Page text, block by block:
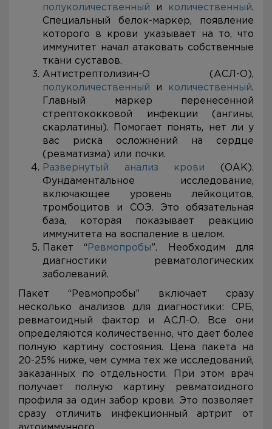
полуколичественный и количественный.
Специальный белок-маркер, появление
которого в крови указывает на то, что
иммунитет начал атаковать собственные
ткани суставов.
Антистрептолизин-О (АСЛ-О),
полуколичественный и количественный.
Главный маркер перенесенной
стрептококковой инфекции (ангины,
скарлатины). Помогает понять, нет ли у
вас риска осложнений на сердце
(ревматизма) или почки.
Развернутый анализ крови (ОАК).
Фундаментальное исследование,
включающее уровень лейкоцитов,
тромбоцитов и СОЭ. Это обязательная
база, которая показывает реакцию
иммунитета на воспаление в целом.
Пакет “ Ревмопробы”. Необходим для
диагностики ревматологических
заболеваний.
Пакет “Ревмопробы” включает сразу
несколько анализов для диагностики: СРБ,
ревматоидный фактор и АСЛ-О. Все они
определяются количественно, что дает более
полную картину состояния. Цена пакета на
20-25% ниже, чем сумма тех же исследований,
заказанных по отдельности. При этом врач
получает полную картину ревматоидного
профиля за один забор крови. Это позволяет
сразу отличить инфекционный артрит от